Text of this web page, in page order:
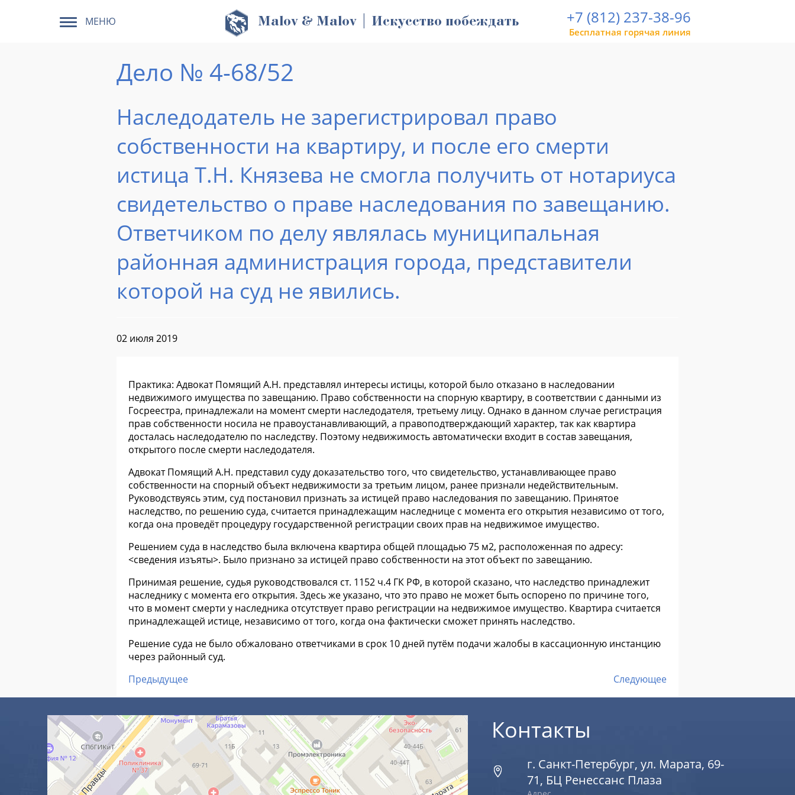
МЕНЮ Malov & Malov | Искусство побеждать +7 (812) 237-38-96
Бесплатная горячая линия
Дело № 4-68/52
Наследодатель не зарегистрировал право
собственности на квартиру, и после его смерти
истица Т.Н. Князева не смогла получить от нотариуса
свидетельство о праве наследования по завещанию.
Ответчиком по делу являлась муниципальная
районная администрация города, представители
которой на суд не явились.
02 июля 2019
Практика: Адвокат Помящий А.Н. представлял интересы истицы, которой было отказано в наследовании
недвижимого имущества по завещанию. Право собственности на спорную квартиру, в соответствии с данными из
Госреестра, принадлежали на момент смерти наследодателя, третьему лицу. Однако в данном случае регистрация
прав собственности носила не правоустанавливающий, а правоподтверждающий характер, так как квартира
досталась наследодателю по наследству. Поэтому недвижимость автоматически входит в состав завещания,
открытого после смерти наследодателя.
Адвокат Помящий А.Н. представил суду доказательство того, что свидетельство, устанавливающее право
собственности на спорный объект недвижимости за третьим лицом, ранее признали недействительным.
Руководствуясь этим, суд постановил признать за истицей право наследования по завещанию. Принятое
наследство, по решению суда, считается принадлежащим наследнице с момента его открытия независимо от того,
когда она проведёт процедуру государственной регистрации своих прав на недвижимое имущество.
Решением суда в наследство была включена квартира общей площадью 75 м2, расположенная по адресу:
<сведения изъяты>. Было признано за истицей право собственности на этот объект по завещанию.
Принимая решение, судья руководствовался ст. 1152 ч.4 ГК РФ, в которой сказано, что наследство принадлежит
наследнику с момента его открытия. Здесь же указано, что это право не может быть оспорено по причине того,
что в момент смерти у наследника отсутствует право регистрации на недвижимое имущество. Квартира считается
принадлежащей истице, независимо от того, когда она фактически сможет принять наследство.
Решение суда не было обжаловано ответчиками в срок 10 дней путём подачи жалобы в кассационную инстанцию
через районный суд.
Предыдущее
Следующее
Контакты
г. Санкт-Петербург, ул. Марата, 69-
71, БЦ Ренессанс Плаза